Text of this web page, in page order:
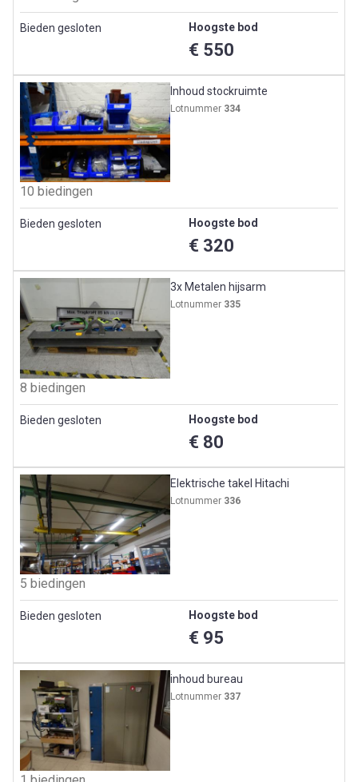
Bieden gesloten Hoogste bod
€ 550
Inhoud stockruimte
Lotnummer 334
10 biedingen
Bieden gesloten Hoogste bod
€ 320
3x Metalen hijsarm
Lotnummer 335
8 biedingen
Bieden gesloten Hoogste bod
€ 80
Elektrische takel Hitachi
Lotnummer 336
5 biedingen
Bieden gesloten Hoogste bod
€ 95
inhoud bureau
Lotnummer 337